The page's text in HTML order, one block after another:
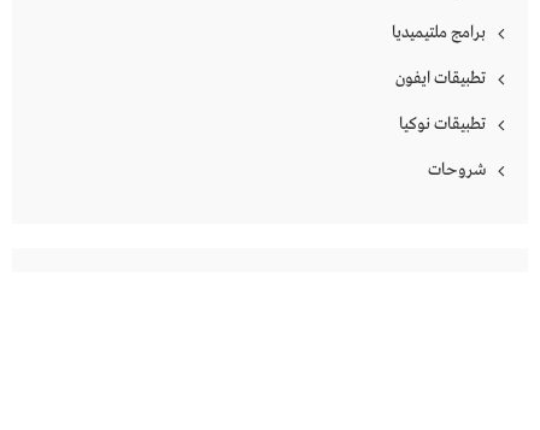
برامج ملتيميديا
تطبيقات ايفون
تطبيقات نوكيا
شروحات